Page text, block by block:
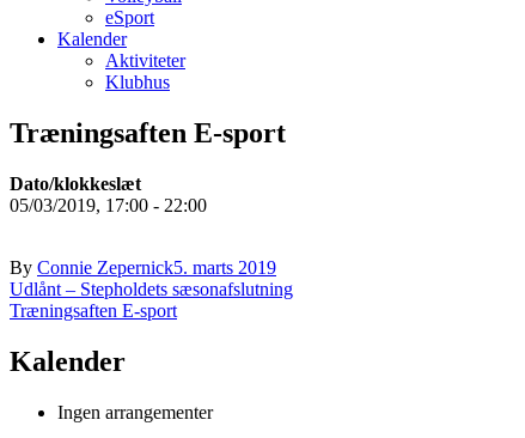
eSport
Kalender
Aktiviteter
Klubhus
Træningsaften E-sport
Dato/klokkeslæt
05/03/2019, 17:00 - 22:00
By Connie Zepernick5. marts 2019
Indlægsnavigation
Udlånt – Stepholdets sæsonafslutning
Træningsaften E-sport
Kalender
Ingen arrangementer